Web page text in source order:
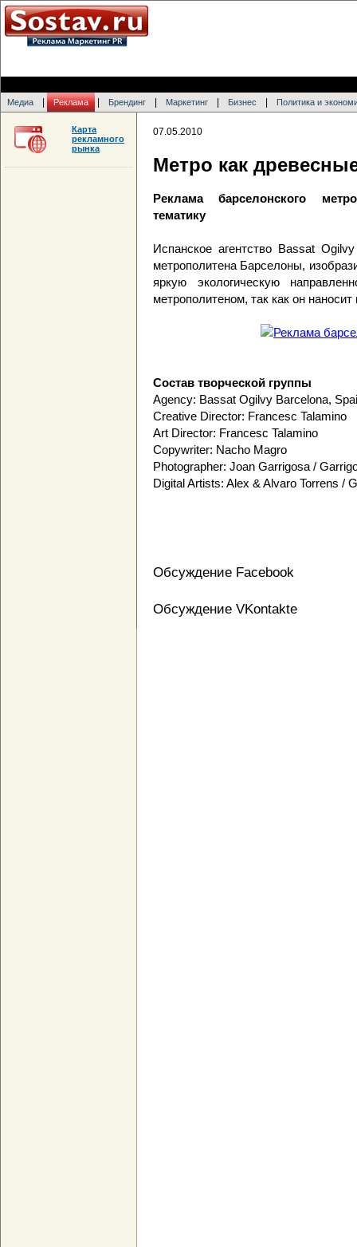
Медиа Реклама Брендинг Маркетинг Бизнес Политика и
07.05.2010
Метро как
Реклама барселонского
тематику
Испанское агентство Bassat
метрополитена Барселоны,
яркую экологическую
метрополитеном, так как он
Состав творческой группы
Agency: Bassat Ogilvy Barcelona,
Creative Director: Francesc Talamino
Art Director: Francesc Talamino
Copywriter: Nacho Magro
Photographer: Joan Garrigosa /
Digital Artists: Alex & Alvaro Torrens /
Обсуждение Facebook
Обсуждение VKontakte
Карта
рекламного
рынка